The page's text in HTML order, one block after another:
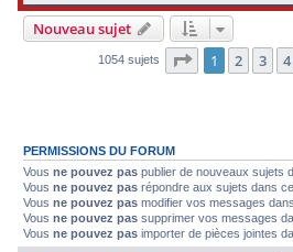
Nouveau sujet
1054 sujets Page 1sur22
1 2 3 4
PERMISSIONS DU FORUM
Vousne pouvez pas publier de nouveaux sujets
Vousne pouvez pas répondre aux sujets dans
Vousne pouvez pas modifier vos messages
Vousne pouvez pas supprimer vos messages
Vousne pouvez pas importer de pièces jointes